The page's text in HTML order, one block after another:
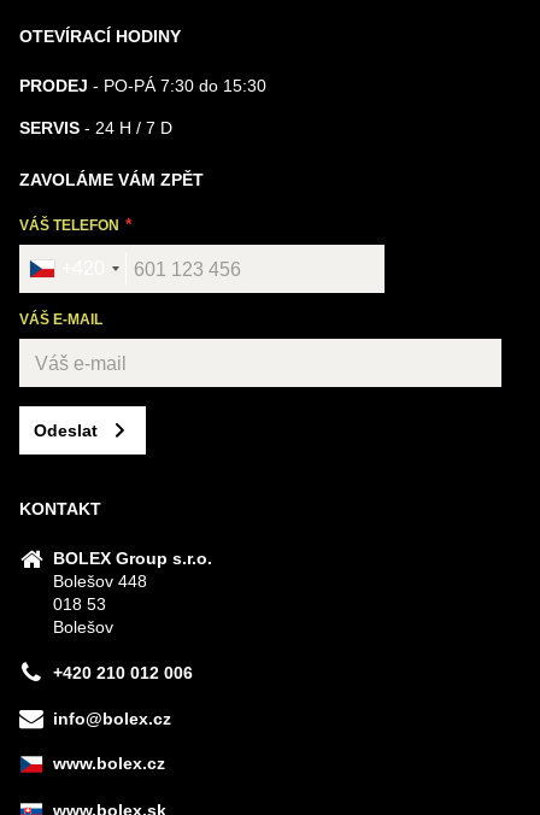
OTEVÍRACÍ HODINY
PRODEJ - PO-PÁ 7:30 do 15:30
SERVIS - 24 H / 7 D
ZAVOLÁME VÁM ZPĚT
VÁŠ TELEFON
VÁŠ E-MAIL
Odeslat
KONTAKT
BOLEX Group s.r.o.
Bolešov 448
018 53
Bolešov
+420 210 012 006
info@bolex.cz
www.bolex.cz
www.bolex.sk